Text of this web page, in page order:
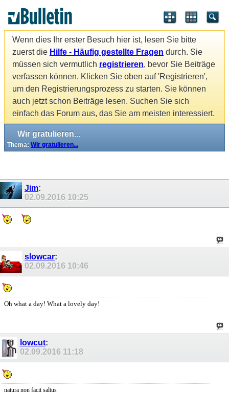
Wenn dies Ihr erster Besuch hier ist, lesen Sie bitte
zuerst die Hilfe - Häufig gestellte Fragen durch. Sie
müssen sich vermutlich registrieren, bevor Sie Beiträge
verfassen können. Klicken Sie oben auf 'Registrieren',
um den Registrierungsprozess zu starten. Sie können
auch jetzt schon Beiträge lesen. Suchen Sie sich
einfach das Forum aus, das Sie am meisten interessiert.
Wir gratulieren...
Thema: Wir gratulieren...
Jim:
02.09.2016 10:25
slowcar:
02.09.2016 10:46
Oh what a day! What a lovely day!
lowcut:
02.09.2016 11:18
natura non facit saltus